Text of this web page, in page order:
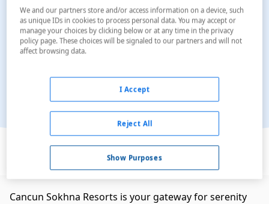
Ver en el mapa
Cancun Sokhna Resorts is your gateway for serenity
We and our partners store and/or access information on a device, such
as unique IDs in cookies to process personal data. You may accept or
manage your choices by clicking below or at any time in the privacy
policy page. These choices will be signaled to our partners and will not
affect browsing data.
Show Purposes
Reject All
I Accept